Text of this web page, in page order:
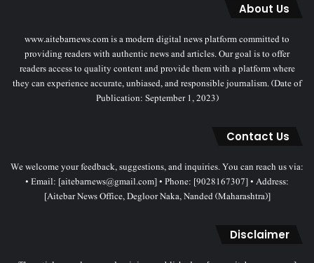
About Us
www.aitebarnews.com is a modern digital news platform committed to
providing readers with authentic news and articles. Our goal is to offer
readers access to quality content and provide them with a platform where
they can experience accurate, unbiased, and responsible journalism. (Date of
Publication: September 1, 2023)
Contact Us
We welcome your feedback, suggestions, and inquiries. You can reach us via:
• Email: [aitebarnews@gmail.com] • Phone: [9028167307] • Address:
[Aitebar News Office, Degloor Naka, Nanded (Maharashtra)]
Disclaimer